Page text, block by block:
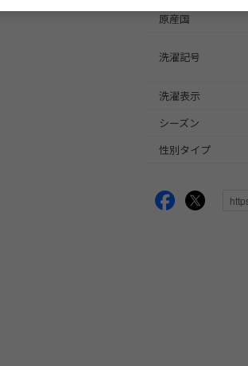
原産国
洗濯記号
洗濯表示
シーズン
性別タイプ